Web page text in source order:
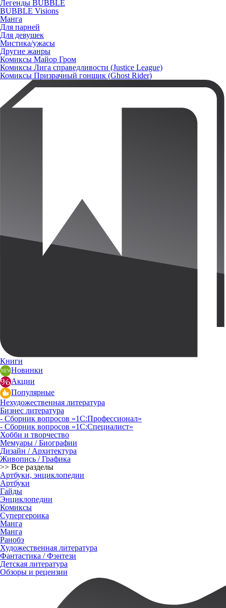
Легенды BUBBLE
BUBBLE Visions
Манга
Для парней
Для девушек
Мистика/ужасы
Другие жанры
Комиксы Майор Гром
Комиксы Лига справедливости (Justice League)
Комиксы Призрачный гонщик (Ghost Rider)
Книги
Новинки
Акции
Популярные
Нехудожественная литература
Бизнес литература
- Сборник вопросов «1С:Профессионал»
- Сборник вопросов «1С:Специалист»
Хобби и творчество
Мемуары / Биографии
Дизайн / Архитектура
Живопись / Графика
>> Все разделы
Артбуки, энциклопедии
Артбуки
Гайды
Энциклопедии
Комиксы
Супергероика
Манга
Манга
Ранобэ
Художественная литература
Фантастика / Фэнтези
Детская литература
Обзоры и рецензии